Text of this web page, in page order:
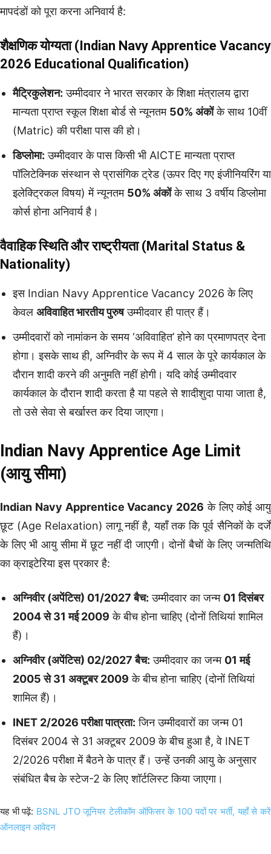
मापदंडों को पूरा करना अनिवार्य है:
शैक्षणिक योग्यता (Indian Navy Apprentice Vacancy
2026 Educational Qualification)
मैट्रिकुलेशन: उम्मीदवार ने भारत सरकार के शिक्षा मंत्रालय द्वारा
मान्यता प्राप्त स्कूल शिक्षा बोर्ड से न्यूनतम 50% अंकोंके साथ 10वीं
(Matric) की परीक्षा पास की हो।
डिप्लोमा: उम्मीदवार के पास किसी भी AICTE मान्यता प्राप्त
पॉलिटेक्निक संस्थान से प्रासंगिक ट्रेड (ऊपर दिए गए इंजीनियरिंग या
इलेक्ट्रिकल विषय) में न्यूनतम 50% अंकोंके साथ 3 वर्षीय डिप्लोमा
कोर्स होना अनिवार्य है।
वैवाहिक स्थिति और राष्ट्रीयता (Marital Status &
Nationality)
इस Indian Navy Apprentice Vacancy 2026 के लिए
केवल अविवाहित भारतीय पुरुषउम्मीदवार ही पात्र हैं।
उम्मीदवारों को नामांकन के समय ‘अविवाहित’ होने का प्रमाणपत्र देना
होगा। इसके साथ ही, अग्निवीर के रूप में 4 साल के पूरे कार्यकाल के
दौरान शादी करने की अनुमति नहीं होगी। यदि कोई उम्मीदवार
कार्यकाल के दौरान शादी करता है या पहले से शादीशुदा पाया जाता है,
तो उसे सेवा से बर्खास्त कर दिया जाएगा।
Indian Navy Apprentice Age Limit
(आयु सीमा)
Indian Navy Apprentice Vacancy 2026 के लिए कोई आयु
छूट (Age Relaxation) लागू नहीं है, यहाँ तक कि पूर्व सैनिकों के दर्जे
के लिए भी आयु सीमा में छूट नहीं दी जाएगी। दोनों बैचों के लिए जन्मतिथि
का क्राइटेरिया इस प्रकार है:
अग्निवीर (अपेंटिस) 01/2027 बैच: उम्मीदवार का जन्म 01 दिसंबर
2004 से 31 मई 2009 के बीच होना चाहिए (दोनों तिथियां शामिल
हैं)।
अग्निवीर (अपेंटिस) 02/2027 बैच: उम्मीदवार का जन्म 01 मई
2005 से 31 अक्टूबर 2009 के बीच होना चाहिए (दोनों तिथियां
शामिल हैं)।
INET 2/2026 परीक्षा पात्रता: जिन उम्मीदवारों का जन्म 01
दिसंबर 2004 से 31 अक्टूबर 2009 के बीच हुआ है, वे INET
2/2026 परीक्षा में बैठने के पात्र हैं। उन्हें उनकी आयु के अनुसार
संबंधित बैच के स्टेज-2 के लिए शॉर्टलिस्ट किया जाएगा।
यह भी पढ़ें: BSNL JTO जूनियर टेलीकॉम ऑफिसर के 100 पदों पर भर्ती, यहाँ से करें
ऑनलाइन आवेदन